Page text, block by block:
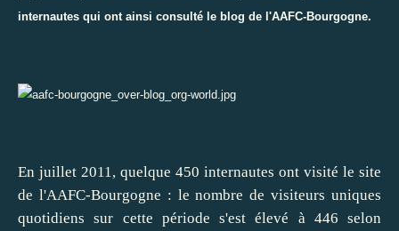
internautes qui ont ainsi consulté le blog de l'AAFC-Bourgogne.
En juillet 2011, quelque 450 internautes ont visité le site
de l'AAFC-Bourgogne : le nombre de visiteurs uniques
quotidiens sur cette période s'est élevé à 446 selon